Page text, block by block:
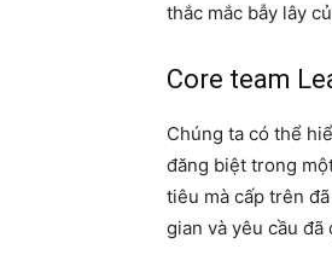
thắc mắc bẫy lây
Core team
Chúng ta có thể
đăng biệt trong
tiêu mà cấp trên
gian và yêu cầu